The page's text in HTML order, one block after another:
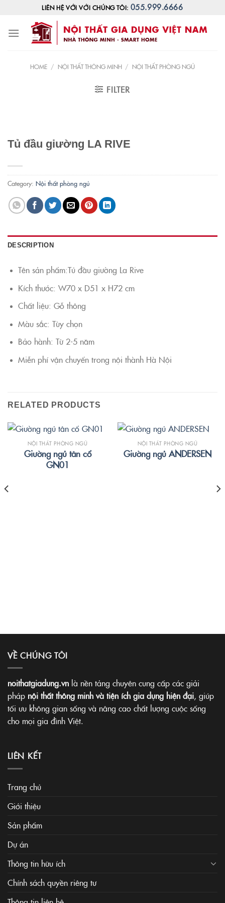
content
LIÊN HỆ VỚI VỚI CHÚNG TÔI: 055.999.6666
HOME / NỘI THẤT THÔNG MINH / NỘI THẤT PHÒNG NGỦ
FILTER
Tủ đầu giường LA RIVE
Category: Nội thất phòng ngủ
DESCRIPTION
Tên sản phẩm:Tủ đầu giường La Rive
Kích thước: W70 x D51 x H72 cm
Chất liệu: Gỗ thông
Màu sắc: Tùy chọn
Bảo hành: Từ 2-5 năm
Miễn phí vận chuyển trong nội thành Hà Nội
RELATED PRODUCTS
NỘI THẤT PHÒNG NGỦ
Giường ngủ tân cổ
GN01
NỘI THẤT PHÒNG NGỦ
Giường ngủ ANDERSEN
VỀ CHÚNG TÔI
noithatgiadung.vn là nền tảng chuyên cung cấp các giải
pháp nội thất thông minh và tiện ích gia dụng hiện đại, giúp
tối ưu không gian sống và nâng cao chất lượng cuộc sống
cho mọi gia đình Việt.
LIÊN KẾT
Trang chủ
Giới thiệu
Sản phẩm
Dự án
Thông tin hữu ích
Chính sách quyền riêng tư